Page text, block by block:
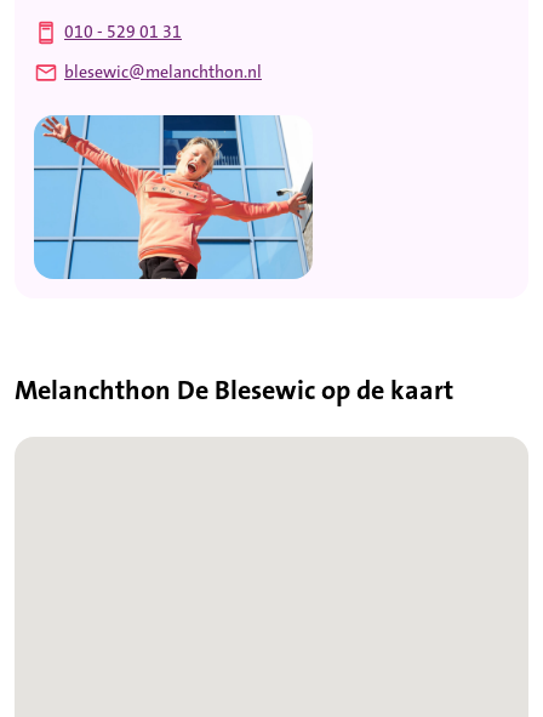
010 - 529 01 31
blesewic@melanchthon.nl
Melanchthon De Blesewic op de kaart